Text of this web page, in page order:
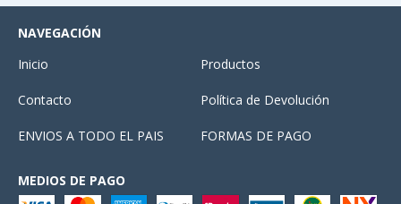
NAVEGACIÓN
Inicio
Productos
Contacto Política de Devolución
ENVIOS A TODO EL PAIS FORMAS DE PAGO
MEDIOS DE PAGO